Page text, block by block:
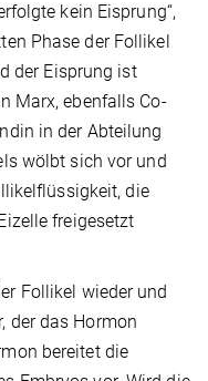
kein Eisprung“,
Phase der Follikel
der Eisprung ist
Marx, ebenfalls Co-
in der Abteilung
wölbt sich vor und
die
freigesetzt
Follikel wieder und
der das Hormon
bereitet die